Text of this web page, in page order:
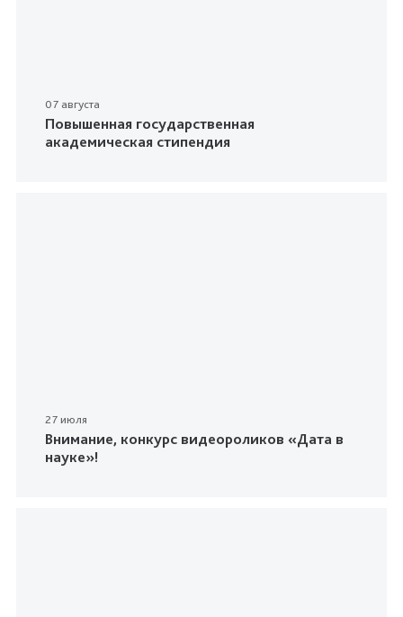
07 августа
Повышенная государственная
академическая стипендия
27 июля
Внимание, конкурс видеороликов «Дата в
науке»!